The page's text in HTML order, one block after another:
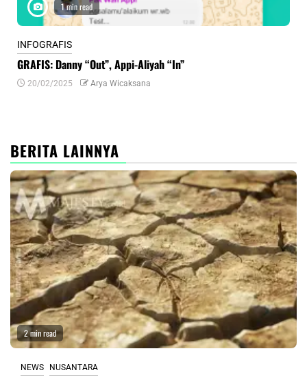
1 min read
INFOGRAFIS
GRAFIS: Danny “Out”, Appi-Aliyah “In”
20/02/2025 Arya Wicaksana
BERITA LAINNYA
2 min read
NEWS NUSANTARA